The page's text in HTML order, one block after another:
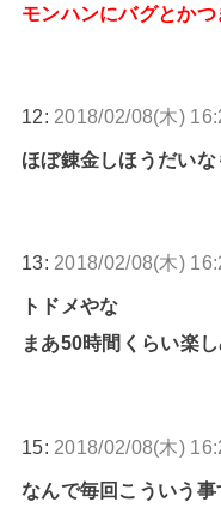
モンハンにバグとか
12: 2018/02/08(木)
ほぼ錬金しほうだいな
13: 2018/02/08(木)
トドメやな
まあ50時間くらい楽
15: 2018/02/08(木)
なんで毎回こういう